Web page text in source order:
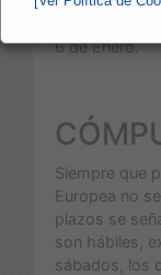
1 de Enero.
6 de Enero.
Siempre que
Europea no
plazos se
son hábiles,
sábados, los